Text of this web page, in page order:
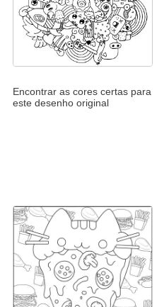
Encontrar as cores certas para
este desenho original